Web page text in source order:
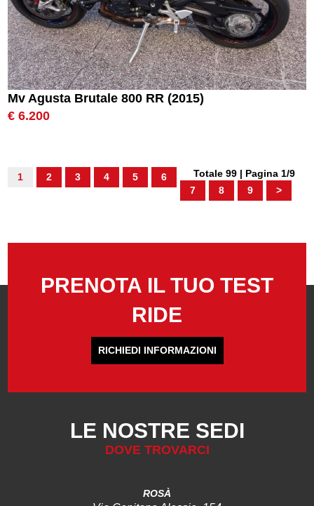
Mv Agusta Brutale 800 RR (2015)
€ 6.200
Totale 99 | Pagina 1/9
1 2 3 4 5
6
7
8 9 >
PRENOTA IL TUO TEST
RIDE
RICHIEDI INFORMAZIONI
LE NOSTRE SEDI
DOVE TROVARCI
ROSÀ